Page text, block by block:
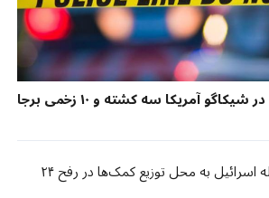
چند حادثه تیراندازی در شیکاگو آمریکا سه کشته و ۱۰ زخمی برجا
اداره بهداشت غزه: حمله اسرائیل به محل توزیع کمک‌ها در رفح ۲۴